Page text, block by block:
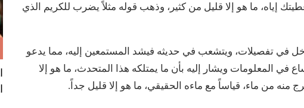
إياه، ما هو إلا قليل من كثير، وذهب قوله مثلاً يضرب للكريم الذي
تفصيلات، ويتشعب في حديثه فيشد المستمعين إليه، مما يدعو
في المعلومات ويشار إليه بأن ما يمتلكه هذا المتحدث، ما هو إلا
من ماء، قياساً مع ماءه الحقيقي، ما هو إلا قليل جداً.